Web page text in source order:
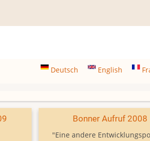
Deutsch English
Bonner Aufruf 2008
"Eine andere